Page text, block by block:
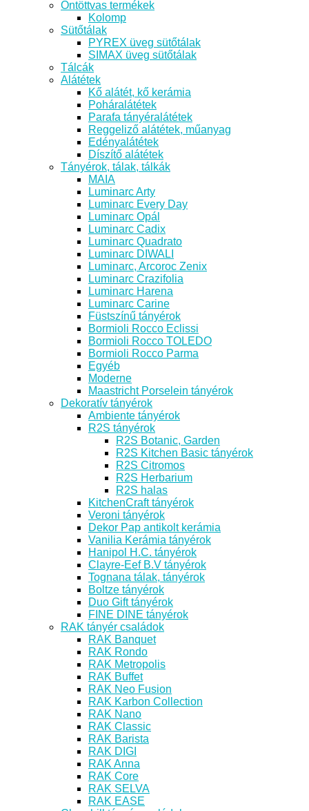
Öntöttvas termékek
Kolomp
Sütőtálak
PYREX üveg sütőtálak
SIMAX üveg sütőtálak
Tálcák
Alátétek
Kő alátét, kő kerámia
Poháralátétek
Parafa tányéralátétek
Reggeliző alátétek, műanyag
Edényalátétek
Díszítő alátétek
Tányérok, tálak, tálkák
MAIA
Luminarc Arty
Luminarc Every Day
Luminarc Opál
Luminarc Cadix
Luminarc Quadrato
Luminarc DIWALI
Luminarc, Arcoroc Zenix
Luminarc Crazifolia
Luminarc Harena
Luminarc Carine
Füstszínű tányérok
Bormioli Rocco Eclissi
Bormioli Rocco TOLEDO
Bormioli Rocco Parma
Egyéb
Moderne
Maastricht Porselein tányérok
Dekoratív tányérok
Ambiente tányérok
R2S tányérok
R2S Botanic, Garden
R2S Kitchen Basic tányérok
R2S Citromos
R2S Herbarium
R2S halas
KitchenCraft tányérok
Veroni tányérok
Dekor Pap antikolt kerámia
Vanilia Kerámia tányérok
Hanipol H.C. tányérok
Clayre-Eef B.V tányérok
Tognana tálak, tányérok
Boltze tányérok
Duo Gift tányérok
FINE DINE tányérok
RAK tányér családok
RAK Banquet
RAK Rondo
RAK Metropolis
RAK Buffet
RAK Neo Fusion
RAK Karbon Collection
RAK Nano
RAK Classic
RAK Barista
RAK DIGI
RAK Anna
RAK Core
RAK SELVA
RAK EASE